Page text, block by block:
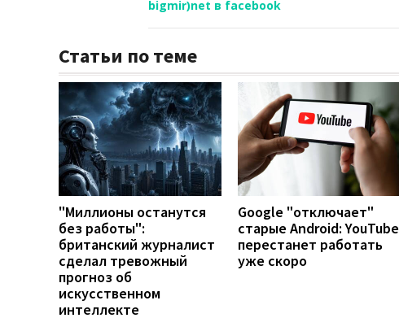
bigmir)net в facebook
Статьи по теме
"Миллионы останутся
без работы":
британский журналист
сделал тревожный
прогноз об
искусственном
интеллекте
Google "отключает"
старые Android: YouTube
перестанет работать
уже скоро